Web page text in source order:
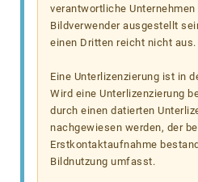
verantwortliche
Bildverwender ausgestellt
einen Dritten reicht nicht aus.
Eine Unterlizenzierung ist in
Wird eine Unterlizenzierung
durch einen datierten
nachgewiesen werden, der
Erstkontaktaufnahme
Bildnutzung umfasst.